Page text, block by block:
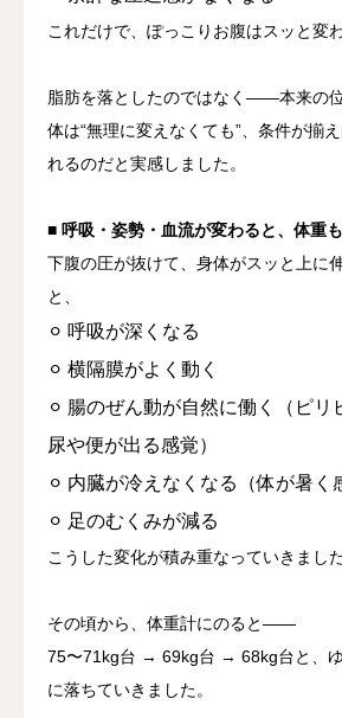
これだけで、ぽっこりお腹はスッと変
脂肪を落としたのではなく——本来の
体は“無理に変えなくても”、条件が揃
れるのだと実感しました。
■ 呼吸・姿勢・血流が変わると、体重
下腹の圧が抜けて、身体がスッと上に
と、
⚪︎ 呼吸が深くなる
⚪︎ 横隔膜がよく動く
⚪︎ 腸のぜん動が自然に働く（ピリ
尿や便が出る感覚）
⚪︎ 内臓が冷えなくなる（体が暑く
⚪︎ 足のむくみが減る
こうした変化が積み重なっていきました
その頃から、体重計にのると——
75〜71kg台 → 69kg台 → 68kg台と、
に落ちていきました。